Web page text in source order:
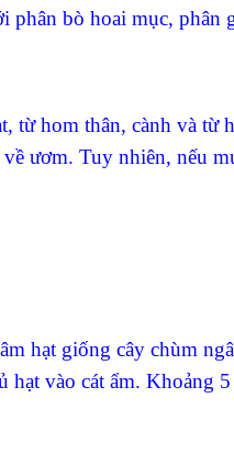
phân bò hoai mục,
từ hom thân, cành và từ
về ươm. Tuy nhiên, nếu
hạt giống cây chùm
hạt vào cát ẩm. Khoảng